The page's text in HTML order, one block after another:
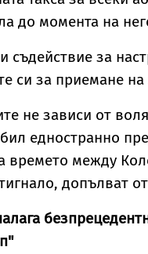
до момента на
съдействие за
си за приемане
не зависи от
едностранно
времето между
допълват